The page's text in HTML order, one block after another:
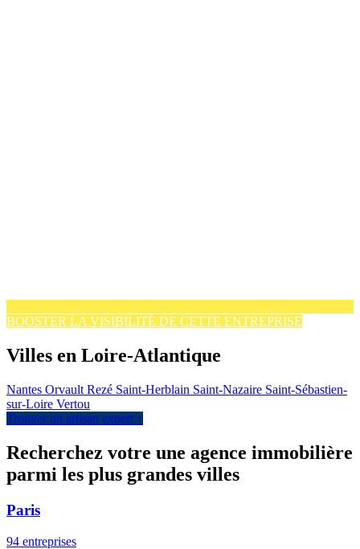
BOOSTER LA VISIBILITÉ DE CETTE ENTREPRISE
Villes en Loire-Atlantique
Nantes Orvault Rezé Saint-Herblain Saint-Nazaire Saint-Sébastien-
sur-Loire Vertou
Trouver un artisan expert ↑
Recherchez votre une agence immobilière
parmi les plus grandes villes
Paris
94 entreprises